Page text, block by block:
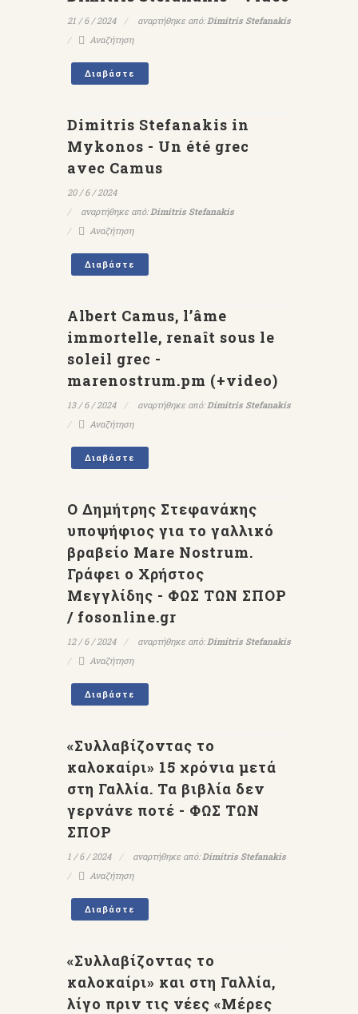
21 / 6 / 2024 αναρτήθηκε από:Dimitris Stefanakis
Αναζήτηση
Διαβάστε
Dimitris Stefanakis in
Mykonos - Un été grec
avec Camus
20 / 6 / 2024
αναρτήθηκε από:Dimitris Stefanakis
Αναζήτηση
Διαβάστε
Albert Camus, l’âme
immortelle, renaît sous le
soleil grec -
marenostrum.pm (+video)
13 / 6 / 2024 αναρτήθηκε από:Dimitris Stefanakis
Αναζήτηση
Διαβάστε
Ο Δημήτρης Στεφανάκης
υποψήφιος για το γαλλικό
βραβείο Mare Nostrum.
Γράφει ο Χρήστος
Μεγγλίδης - ΦΩΣ ΤΩΝ ΣΠΟΡ
/ fosonline.gr
12 / 6 / 2024 αναρτήθηκε από:Dimitris Stefanakis
Αναζήτηση
Διαβάστε
«Συλλαβίζοντας το
καλοκαίρι» 15 χρόνια μετά
στη Γαλλία. Τα βιβλία δεν
γερνάνε ποτέ - ΦΩΣ ΤΩΝ
ΣΠΟΡ
1 / 6 / 2024 αναρτήθηκε από:Dimitris Stefanakis
Αναζήτηση
Διαβάστε
«Συλλαβίζοντας το
καλοκαίρι» και στη Γαλλία,
λίγο πριν τις νέες «Μέρες